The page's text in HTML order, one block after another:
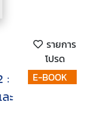
รายการ
โปรด
:
ะ
E-BOOK